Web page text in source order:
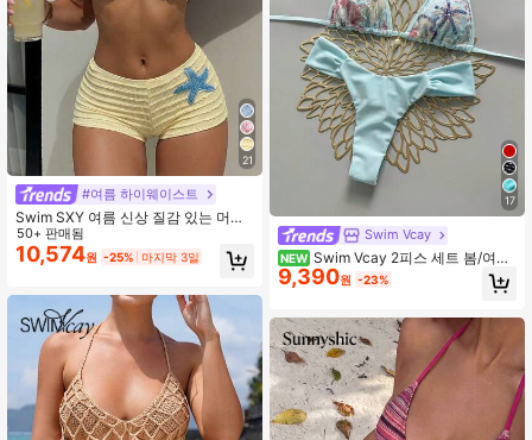
21
#여름 하이웨이스트
Swim SXY 여름 신상 질감 있는 머스
타드 옐로우 불가사리 장식 홀터 넥 타
이 웨이스트 비치 팬츠, 여성 2피스 수
영복 세트
50+ 판매됨
10,574원 -25% 마지막 3일
17
Swim Vcay
NEW Swim Vcay 2피스 세트 봄/여름
휴가용 스팽글 텍스처 원단 진주 장식
홀터 삼각 비키니 탑 및 비키니 하의
9,390원 -23%